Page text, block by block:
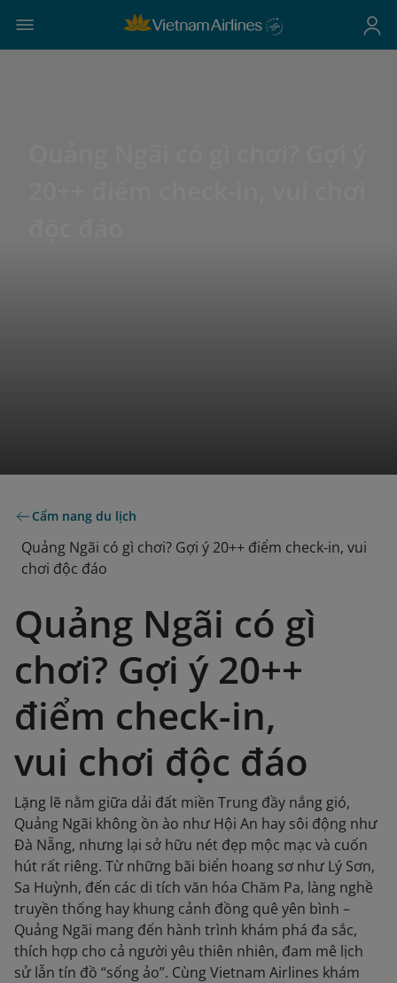
Cẩm nang du lịch
Quảng Ngãi có gì chơi? Gợi ý 20++ điểm check-in, vui
chơi độc đáo
Quảng Ngãi có gì
chơi? Gợi ý 20++
điểm check-in,
vui chơi độc đáo
Lặng lẽ nằm giữa dải đất miền Trung đầy nắng gió,
Quảng Ngãi không ồn ào như Hội An hay sôi động như
Đà Nẵng, nhưng lại sở hữu nét đẹp mộc mạc và cuốn
hút rất riêng. Từ những bãi biển hoang sơ như Lý Sơn,
Sa Huỳnh, đến các di tích văn hóa Chăm Pa, làng nghề
truyền thống hay khung cảnh đồng quê yên bình –
Quảng Ngãi mang đến hành trình khám phá đa sắc,
thích hợp cho cả người yêu thiên nhiên, đam mê lịch
sử lẫn tín đồ “sống ảo”. Cùng Vietnam Airlines khám